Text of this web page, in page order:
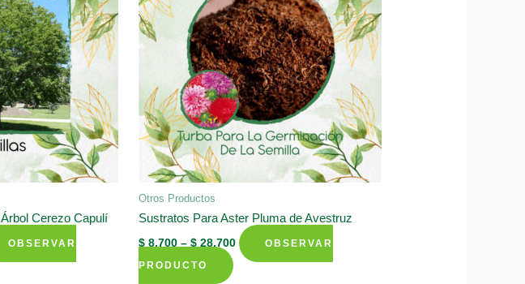
Cerezo Capulí
OBSERVAR
Otros Productos
Sustratos Para Aster Pluma de Avestruz
$8.700– $28.700
OBSERVAR
PRODUCTO
This